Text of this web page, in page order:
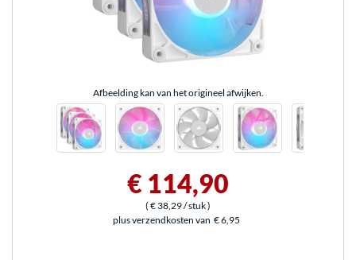
Afbeelding kan van het origineel afwijken.
€ 114,90
( € 38,29/ stuk)
plus verzendkosten van € 6,95